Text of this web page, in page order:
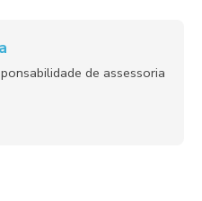
de assessoria